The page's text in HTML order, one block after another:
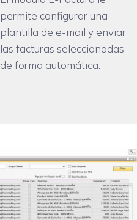
permite configurar una
plantilla de e-mail y enviar
las facturas seleccionadas
de forma automática.